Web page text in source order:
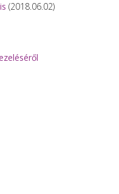
(2018.06.02)